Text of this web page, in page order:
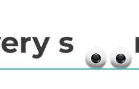
s